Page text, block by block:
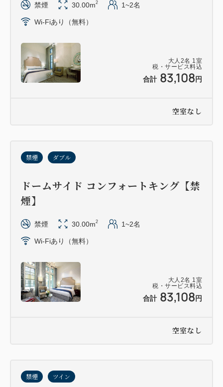
大人 2名 1 室
税・サービス料込
合計 83,108 円
禁煙 30.00m2 1~2名
Wi-Fiあり（無料）
空室なし
大人 2名 1 室
税・サービス料込
合計 83,108 円
禁煙 ダブル
ドームサイド コンフォートキング【禁
煙】
禁煙 30.00m2 1~2名
Wi-Fiあり（無料）
空室なし
禁煙 ツイン